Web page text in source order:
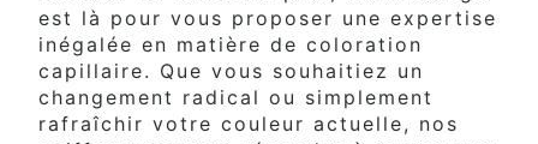
est là pour vous proposer une expertise
inégalée en matière de coloration
capillaire. Que vous souhaitiez un
changement radical ou simplement
rafraîchir votre couleur actuelle, nos